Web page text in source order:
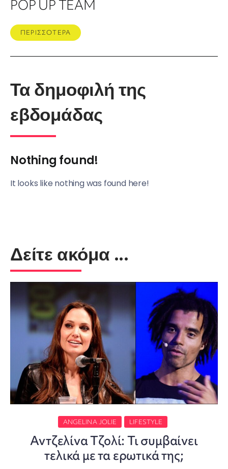
POP UP TEAM
ΠΕΡΙΣΣΟΤΕΡΑ
Τα δημοφιλή της
εβδομάδας
Nothing found!
It looks like nothing was found here!
Δείτε ακόμα ...
ANGELINA JOLIE LIFESTYLE
Αντζελίνα Τζολί: Τι συμβαίνει
τελικά με τα ερωτικά της;